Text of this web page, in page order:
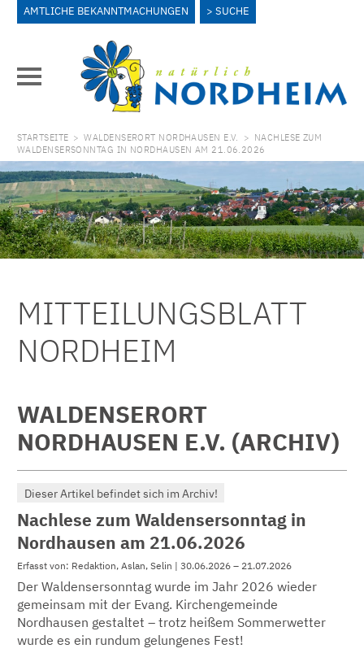
AMTLICHE BEKANNTMACHUNGEN SUCHE
STARTSEITE > WALDENSERORT NORDHAUSEN E.V. > NACHLESE ZUM
WALDENSERSONNTAG IN NORDHAUSEN AM 21.06.2026
MITTEILUNGSBLATT
NORDHEIM
WALDENSERORT
NORDHAUSEN E.V. (ARCHIV)
Dieser Artikel befindet sich im Archiv!
Nachlese zum Waldensersonntag in
Nordhausen am 21.06.2026
Erfasst von: Redaktion, Aslan, Selin | 30.06.2026 – 21.07.2026
Der Waldensersonntag wurde im Jahr 2026 wieder
gemeinsam mit der Evang. Kirchengemeinde
Nordhausen gestaltet – trotz heißem Sommerwetter
wurde es ein rundum gelungenes Fest!